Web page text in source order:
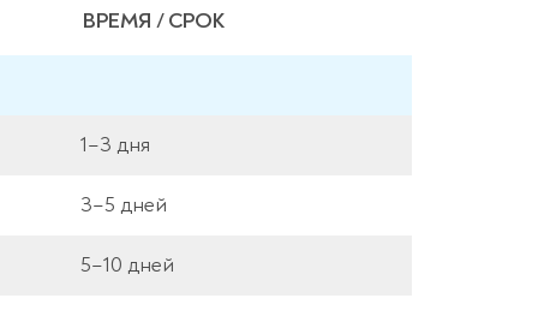
ВРЕМЯ / СРОК
1–3 дня
3–5 дней
5–10 дней